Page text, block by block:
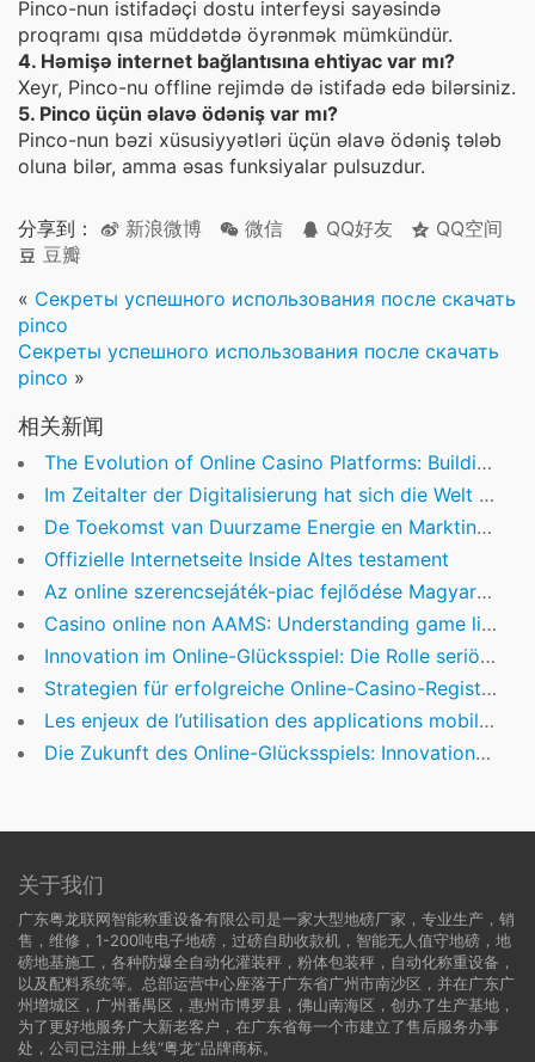
Pinco-nun istifadəçi dostu interfeysi sayəsində
proqramı qısa müddətdə öyrənmək mümkündür.
4. Həmişə internet bağlantısına ehtiyac var mı?
Xeyr, Pinco-nu offline rejimdə də istifadə edə bilərsiniz.
5. Pinco üçün əlavə ödəniş var mı?
Pinco-nun bəzi xüsusiyyətləri üçün əlavə ödəniş tələb
oluna bilər, amma əsas funksiyalar pulsuzdur.
分享到： 新浪微博 微信 QQ好友
QQ空间
豆瓣
« Секреты успешного использования после скачать
pinco
Секреты успешного использования после скачать
pinco »
相关新闻
The Evolution of Online Casino Platforms: Building Trust and Delivering Excellence
Im Zeitalter der Digitalisierung hat sich die Welt des Glücksspiels deutlich gewandelt. Das Online-C
De Toekomst van Duurzame Energie en Marktinnovaties: Strategische Analyses voor de Energiebranche
Offizielle Internetseite Inside Altes testament
Az online szerencsejáték-piac fejlődése Magyarországon: Technológiai innovációk és jogi kihívások
Casino online non AAMS: Understanding game licensing and fairness
Innovation im Online-Glücksspiel: Die Rolle seriöser Plattformen in der Branche
Strategien für erfolgreiche Online-Casino-Registrierungen: Eine Branchenanalyse
Les enjeux de l’utilisation des applications mobiles pour les casinos en ligne : étude de cas avec Spinslandia
Die Zukunft des Online-Glücksspiels: Innovationen und Regulierung im Kontext der deutschen Marktentwicklung
关于我们
广东粤龙联网智能称重设备有限公司是一家大型地磅厂家，专业生产，销
售，维修，1-200吨电子地磅，过磅自助收款机，智能无人值守地磅，地
磅地基施工，各种防爆全自动化灌装秤，粉体包装秤，自动化称重设备，
以及配料系统等。总部运营中心座落于广东省广州市南沙区，并在广东广
州增城区，广州番禺区，惠州市博罗县，佛山南海区，创办了生产基地，
为了更好地服务广大新老客户，在广东省每一个市建立了售后服务办事
处，公司已注册上线“粤龙”品牌商标。